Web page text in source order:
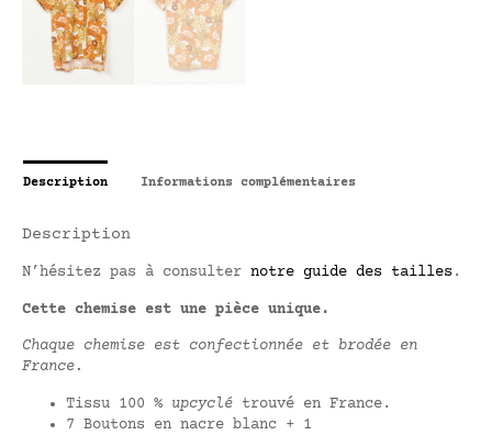
Description Informations complémentaires
Description
N’hésitez pas à consulter notre guide des tailles.
Cette chemise est une pièce unique.
Chaque chemise est confectionnée et brodée en
France.
Tissu 100 % upcyclé trouvé en France.
7 Boutons en nacre blanc + 1